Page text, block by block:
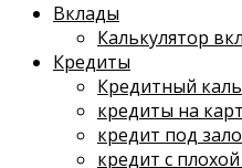
Вклады
Калькулятор
Кредиты
Кредитный
кредиты на
кредит под
кредит с